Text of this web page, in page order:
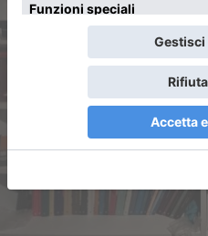
ARTICOLO
L’isola